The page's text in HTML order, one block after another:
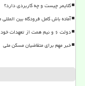
کلایمر چیست و چه کاربردی دارد؟
آماده باش کامل فرودگاه بین
دولت ۶ و نیم همت از تعهدات خود در پروژه بزرگراه تهران - شمال عقب است
خبر مهم برای متقاضیان مسکن ملی